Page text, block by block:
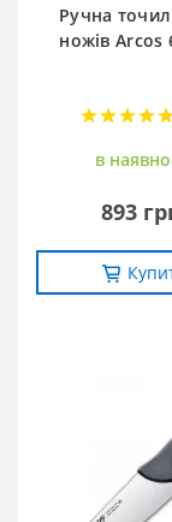
Ручна
ножів Arcos
в
893